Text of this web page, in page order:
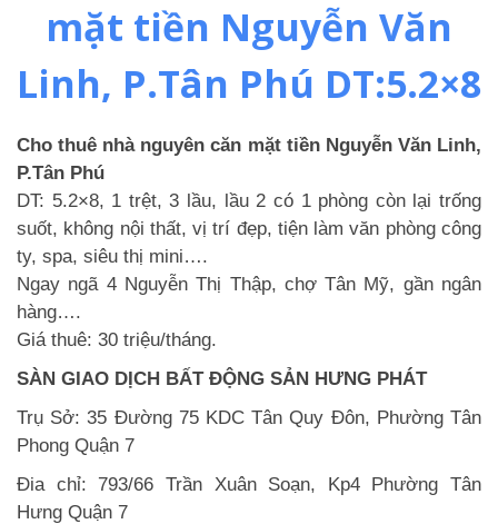
mặt tiền Nguyễn Văn
Linh, P.Tân Phú DT:5.2×8
Cho thuê nhà nguyên căn mặt tiền Nguyễn Văn Linh,
P.Tân Phú
DT: 5.2×8, 1 trệt, 3 lầu, lầu 2 có 1 phòng còn lại trống
suốt, không nội thất, vị trí đẹp, tiện làm văn phòng công
ty, spa, siêu thị mini….
Ngay ngã 4 Nguyễn Thị Thập, chợ Tân Mỹ, gần ngân
hàng….
Giá thuê: 30 triệu/tháng.
SÀN GIAO DỊCH BẤT ĐỘNG SẢN HƯNG PHÁT
Trụ Sở: 35 Đường 75 KDC Tân Quy Đôn, Phường Tân
Phong Quận 7
Đia chỉ: 793/66 Trần Xuân Soạn, Kp4 Phường Tân
Hưng Quận 7